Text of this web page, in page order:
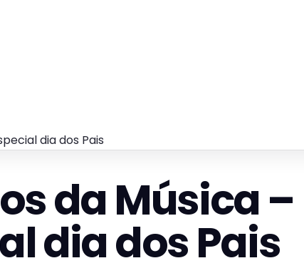
dia dos Pais
da Música –
dia dos Pais